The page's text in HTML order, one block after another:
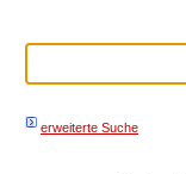
erweiterte Suche